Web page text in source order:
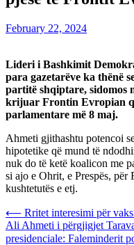
February 22, 2024
Lideri i Bashkimit
para gazetarëve ka thënë
partitë shqiptare, sidomos
krijuar Frontin Evropian
parlamentare më 8 maj.
Ahmeti gjithashtu potencoi
hipotetike që mund të
nuk do të ketë koalicon me
si ajo e Ohrit, e Prespës,
kushtetutës e etj.
Post
navigation
⟵ Rritet interesimi për
Ali Ahmeti i përgjigjet
presidenciale: Faleminderit